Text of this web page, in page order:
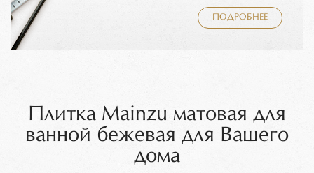
ПОДРОБНЕЕ
Плитка Mainzu матовая для
ванной бежевая для Вашего
дома